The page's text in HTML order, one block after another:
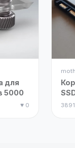
для
5000
♥ 0